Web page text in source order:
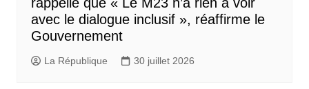
avec le dialogue inclusif », réaffirme le
Gouvernement
La République 30 juillet 2026